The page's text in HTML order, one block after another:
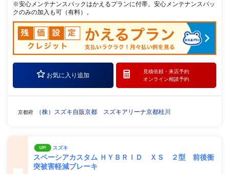
※安心メンテナンスパックはかえるプランに付帯。安心メンテナンスパッ
クのみの加入も可（有料）。
お気に入り追加
見積依頼・ 来店予約
オンライン相談予約
京都府 （株）スズキ自販京都 スズキアリーナ京都桂川
UP! スズキ
スペーシアカスタム ＨＹＢＲＩＤ ＸＳ ２型 前後衝
突被害軽減ブレーキ